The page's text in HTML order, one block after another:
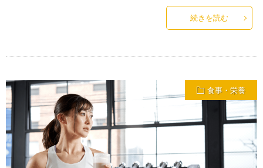
続きを読む
食事・栄養